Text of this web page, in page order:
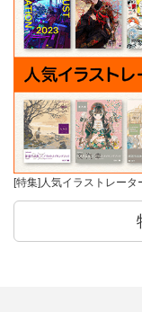
[特集]人気イラストレータ